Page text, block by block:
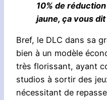
10% de
jaune, ça vous dit
Bref, le DLC dans sa
bien à un modèle
très florissant, ayant
studios à sortir des
nécessitant de